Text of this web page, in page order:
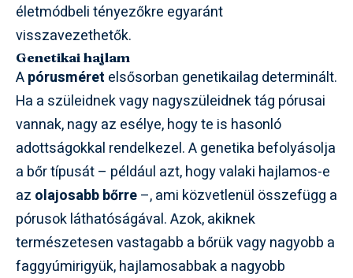
életmódbeli tényezőkre egyaránt
visszavezethetők.
Genetikai hajlam
Apórusméret elsősorban genetikailag determinált.
Ha a szüleidnek vagy nagyszüleidnek tág pórusai
vannak, nagy az esélye, hogy te is hasonló
adottságokkal rendelkezel. A genetika befolyásolja
a bőr típusát – például azt, hogy valaki hajlamos-e
az olajosabb bőrre–, ami közvetlenül összefügg a
pórusok láthatóságával. Azok, akiknek
természetesen vastagabb a bőrük vagy nagyobb a
faggyúmirigyük, hajlamosabbak a nagyobb